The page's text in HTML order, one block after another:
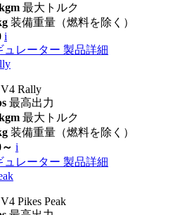
最大トルク
装備重量（燃料を除く）
i
ュレーター 製品詳細
Rally
最高出力
最大トルク
装備重量（燃料を除く）
i
ュレーター 製品詳細
Pikes Peak